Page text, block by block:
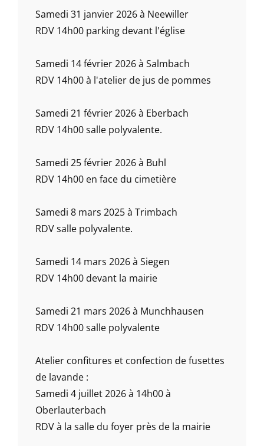
Samedi 31 janvier 2026 à Neewiller
RDV 14h00 parking devant l'église
Samedi 14 février 2026 à Salmbach
RDV 14h00 à l'atelier de jus de pommes
Samedi 21 février 2026 à Eberbach
RDV 14h00 salle polyvalente.
Samedi 25 février 2026 à Buhl
RDV 14h00 en face du cimetière
Samedi 8 mars 2025 à Trimbach
RDV salle polyvalente.
Samedi 14 mars 2026 à Siegen
RDV 14h00 devant la mairie
Samedi 21 mars 2026 à Munchhausen
RDV 14h00 salle polyvalente
Atelier confitures et confection de fusettes
de lavande :
Samedi 4 juillet 2026 à 14h00 à
Oberlauterbach
RDV à la salle du foyer près de la mairie